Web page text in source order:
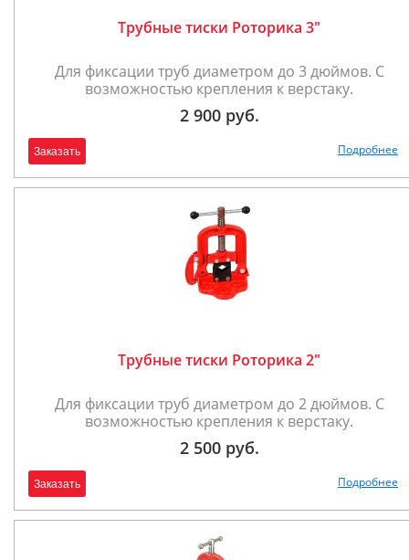
Трубные тиски Роторика 3"
Для фиксации труб диаметром до 3 дюймов. С
возможностью крепления к верстаку.
2 900 руб.
Заказать Подробнее
Трубные тиски Роторика 2"
Для фиксации труб диаметром до 2 дюймов. С
возможностью крепления к верстаку.
2 500 руб.
Заказать Подробнее